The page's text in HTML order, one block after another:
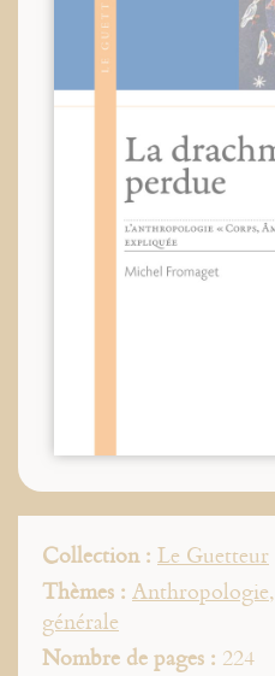
Collection : Le Guetteur
Thèmes : Anthropologie,
générale
Nombre de pages : 224